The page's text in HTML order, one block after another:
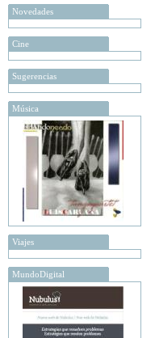
Novedades
Cine
Sugerencias
Música
Viajes
MundoDigital